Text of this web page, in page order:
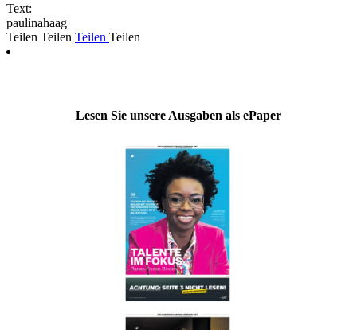
Text:
paulinahaag
Teilen Teilen Teilen Teilen
Lesen Sie unsere Ausgaben als ePaper